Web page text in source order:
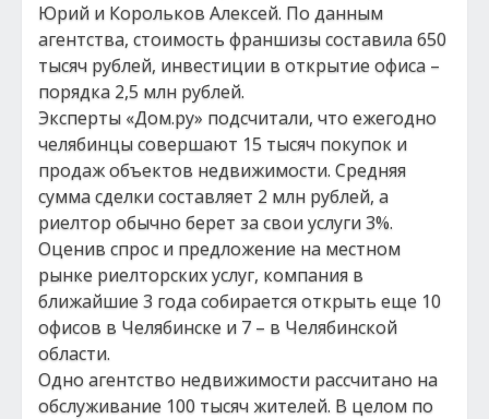
Юрий и Корольков Алексей. По данным
агентства, стоимость франшизы составила 650
тысяч рублей, инвестиции в открытие офиса –
порядка 2,5 млн рублей.
Эксперты «Дом.ру» подсчитали, что ежегодно
челябинцы совершают 15 тысяч покупок и
продаж объектов недвижимости. Средняя
сумма сделки составляет 2 млн рублей, а
риелтор обычно берет за свои услуги 3%.
Оценив спрос и предложение на местном
рынке риелторских услуг, компания в
ближайшие 3 года собирается открыть еще 10
офисов в Челябинске и 7 – в Челябинской
области.
Одно агентство недвижимости рассчитано на
обслуживание 100 тысяч жителей. В целом по